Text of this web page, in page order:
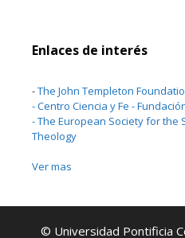
Enlaces de interés
-The John Templeton
-Centro Ciencia y Fe -
-The European Society for the
Theology
Ver mas
© Universidad Pontificia